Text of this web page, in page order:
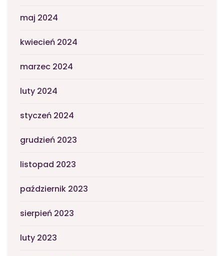
maj 2024
kwiecień 2024
marzec 2024
luty 2024
styczeń 2024
grudzień 2023
listopad 2023
październik 2023
sierpień 2023
luty 2023